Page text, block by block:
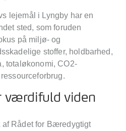
lejemål i Lyngby har en
sted, som foruden
på miljø- og
stoffer, holdbarhed,
totaløkonomi, CO2-
værdifuld viden
af Rådet for Bæredygtigt